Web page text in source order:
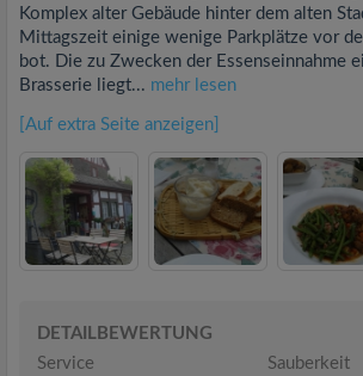
Komplex alter Gebäude hinter dem alten
Mittagszeit einige wenige Parkplätze vor
bot. Die zu Zwecken der Essenseinnahme
Brasserie liegt... mehr lesen
[Auf extra Seite anzeigen]
DETAILBEWERTUNG
Service
Sauberkeit